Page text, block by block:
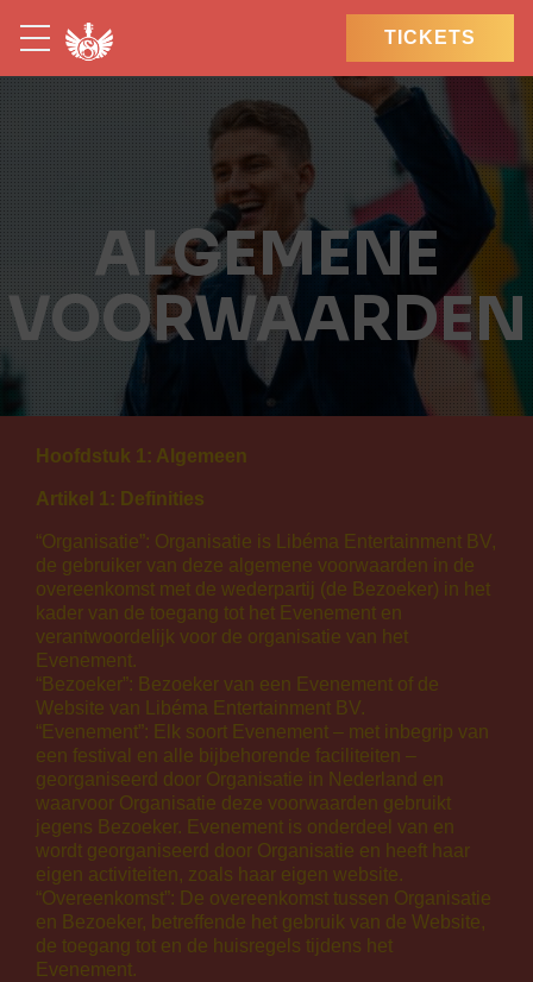
TICKETS
ALGEMENE
VOORWAARDEN
Hoofdstuk 1: Algemeen
Artikel 1: Definities
“Organisatie”: Organisatie is Libéma Entertainment BV,
de gebruiker van deze algemene voorwaarden in de
overeenkomst met de wederpartij (de Bezoeker) in het
kader van de toegang tot het Evenement en
verantwoordelijk voor de organisatie van het
Evenement.
“Bezoeker”: Bezoeker van een Evenement of de
Website van Libéma Entertainment BV.
“Evenement”: Elk soort Evenement – met inbegrip van
een festival en alle bijbehorende faciliteiten –
georganiseerd door Organisatie in Nederland en
waarvoor Organisatie deze voorwaarden gebruikt
jegens Bezoeker. Evenement is onderdeel van en
wordt georganiseerd door Organisatie en heeft haar
eigen activiteiten, zoals haar eigen website.
“Overeenkomst”: De overeenkomst tussen Organisatie
en Bezoeker, betreffende het gebruik van de Website,
de toegang tot en de huisregels tijdens het
Evenement.